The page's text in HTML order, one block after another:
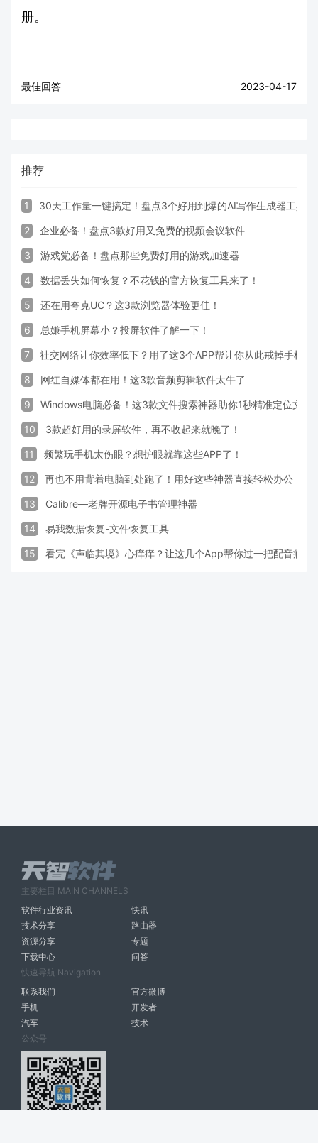
册。
最佳回答 2023-04-17
推荐
1 30天工作量一键搞定！盘点3个好用到爆的AI写作生成器工具
2 企业必备！盘点3款好用又免费的视频会议软件
3 游戏党必备！盘点那些免费好用的游戏加速器
4 数据丢失如何恢复？不花钱的官方恢复工具来了！
5 还在用夸克UC？这3款浏览器体验更佳！
6 总嫌手机屏幕小？投屏软件了解一下！
7 社交网络让你效率低下？用了这3个APP帮让你从此戒掉手机！
8 网红自媒体都在用！这3款音频剪辑软件太牛了
9 Windows电脑必备！这3款文件搜索神器助你1秒精准定位文件
10 3款超好用的录屏软件，再不收起来就晚了！
11 频繁玩手机太伤眼？想护眼就靠这些APP了！
12 再也不用背着电脑到处跑了！用好这些神器直接轻松办公
13 Calibre—老牌开源电子书管理神器
14 易我数据恢复-文件恢复工具
15 看完《声临其境》心痒痒？让这几个App帮你过一把配音瘾
主要栏目 MAIN CHANNELS
软件行业资讯
快讯
技术分享
路由器
资源分享
专题
下载中心
问答
快速导航 Navigation
联系我们
官方微博
手机
开发者
汽车
技术
公众号